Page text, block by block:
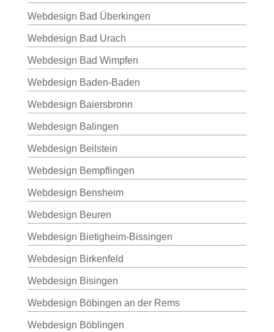
Webdesign Bad Überkingen
Webdesign Bad Urach
Webdesign Bad Wimpfen
Webdesign Baden-Baden
Webdesign Baiersbronn
Webdesign Balingen
Webdesign Beilstein
Webdesign Bempflingen
Webdesign Bensheim
Webdesign Beuren
Webdesign Bietigheim-Bissingen
Webdesign Birkenfeld
Webdesign Bisingen
Webdesign Böbingen an der Rems
Webdesign Böblingen